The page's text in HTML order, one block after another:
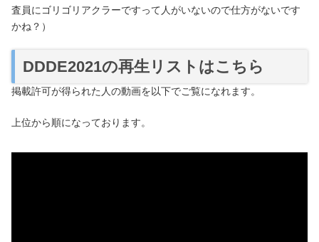
査員にゴリゴリアクラーですって人がいないので仕方がないです
かね？）
DDDE2021の再生リストはこちら
掲載許可が得られた人の動画を以下でご覧になれます。
上位から順になっております。